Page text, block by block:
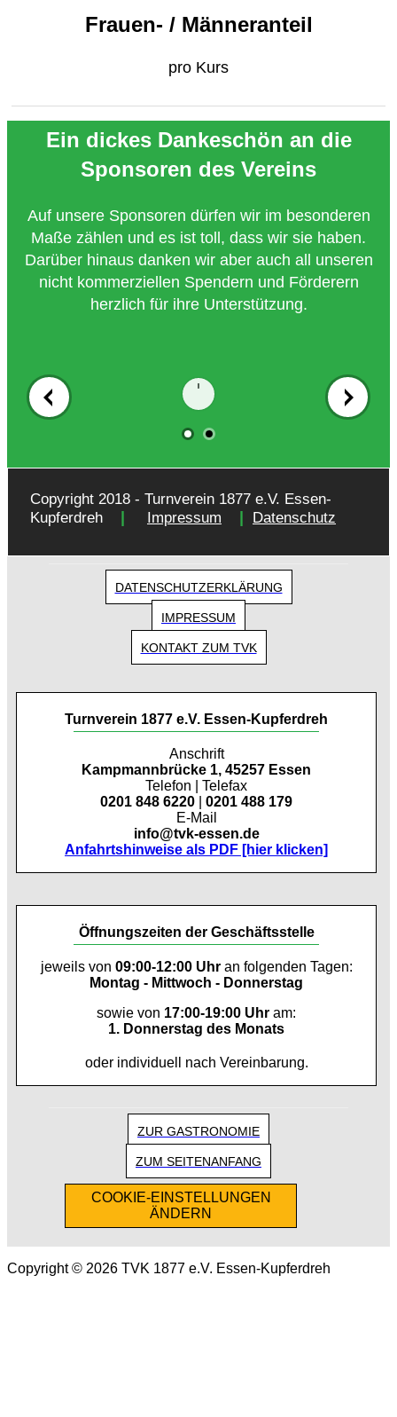
Frauen- / Männeranteil
pro Kurs
Ein dickes Dankeschön an die
Sponsoren des Vereins
Auf unsere Sponsoren dürfen wir im besonderen
Maße zählen und es ist toll, dass wir sie haben.
Darüber hinaus danken wir aber auch all unseren
nicht kommerziellen Spendern und Förderern
herzlich für ihre Unterstützung.
Copyright 2018 - Turnverein 1877 e.V. Essen-
Kupferdreh
Impressum Datenschutz
DATENSCHUTZERKLÄRUNG
IMPRESSUM
KONTAKT ZUM TVK
Turnverein 1877 e.V. Essen-Kupferdreh
Anschrift
Kampmannbrücke 1, 45257 Essen
Telefon | Telefax
0201 848 6220
0201 488 179
E-Mail
info@tvk-essen.de
Anfahrtshinweise als PDF [hier klicken]
Öffnungszeiten der Geschäftsstelle
jeweils von 09:00-12:00 Uhran folgenden Tagen:
Montag - Mittwoch - Donnerstag
sowie von 17:00-19:00 Uhr am:
1. Donnerstag des Monats
oder individuell nach Vereinbarung.
ZUR GASTRONOMIE
ZUM SEITENANFANG
COOKIE-EINSTELLUNGEN
ÄNDERN
Copyright © 2026 TVK 1877 e.V. Essen-Kupferdreh